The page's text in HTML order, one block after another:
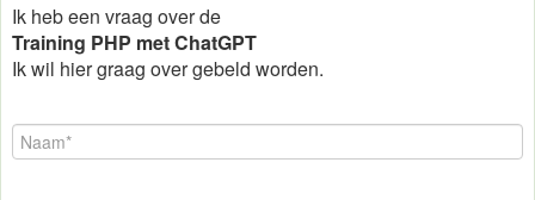
Ik heb een vraag over de
Training PHP met ChatGPT
Ik wil hier graag over gebeld worden.